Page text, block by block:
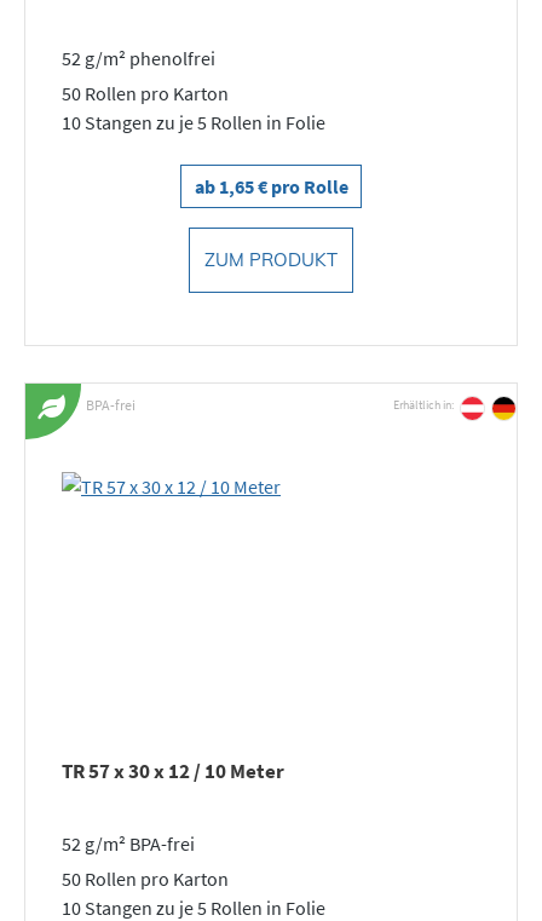
52 g/m² phenolfrei
50 Rollen pro Karton
10 Stangen zu je 5 Rollen in Folie
ab 1,65 € pro Rolle
ZUM PRODUKT
BPA-frei Erhältlich in:
TR 57 x 30 x 12 / 10 Meter
52 g/m² BPA-frei
50 Rollen pro Karton
10 Stangen zu je 5 Rollen in Folie